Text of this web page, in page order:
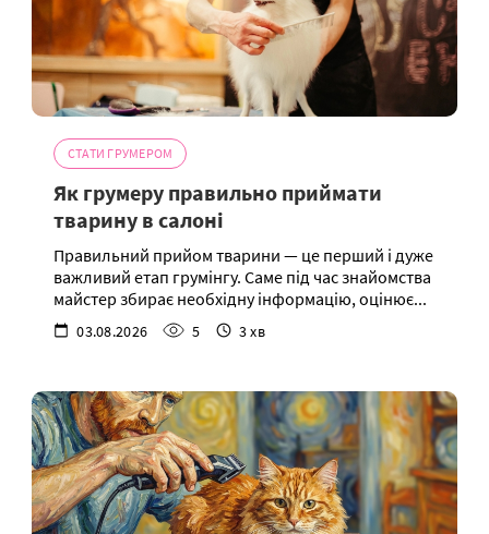
СТАТИ ГРУМЕРОМ
Як грумеру правильно приймати
тварину в салоні
Правильний прийом тварини — це перший і дуже
важливий етап грумінгу. Саме під час знайомства
майстер збирає необхідну інформацію, оцінює...
03.08.2026 5 3 хв